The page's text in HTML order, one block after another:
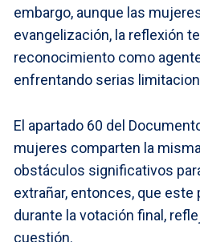
embargo, aunque las
evangelización, la reflexión
reconocimiento como
enfrentando serias
El apartado 60 del
mujeres comparten la
obstáculos significativos
extrañar, entonces, que
durante la votación final,
cuestión.